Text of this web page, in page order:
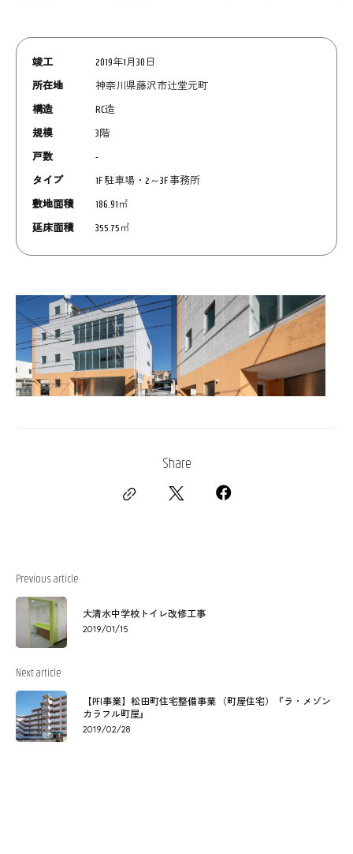
竣工
2019年1月30日
所在地
神奈川県藤沢市辻堂元町
構造
RC造
規模
3階
戸数
-
タイプ
1F 駐車場・2～3F 事務所
敷地面積
186.91㎡
延床面積
355.75㎡
Share
Previous article
大清水中学校トイレ改修工事
2019/01/15
Next article
【PFI事業】松田町住宅整備事業 （町屋住宅）『ラ・メゾン
カラフル町屋』
2019/02/28